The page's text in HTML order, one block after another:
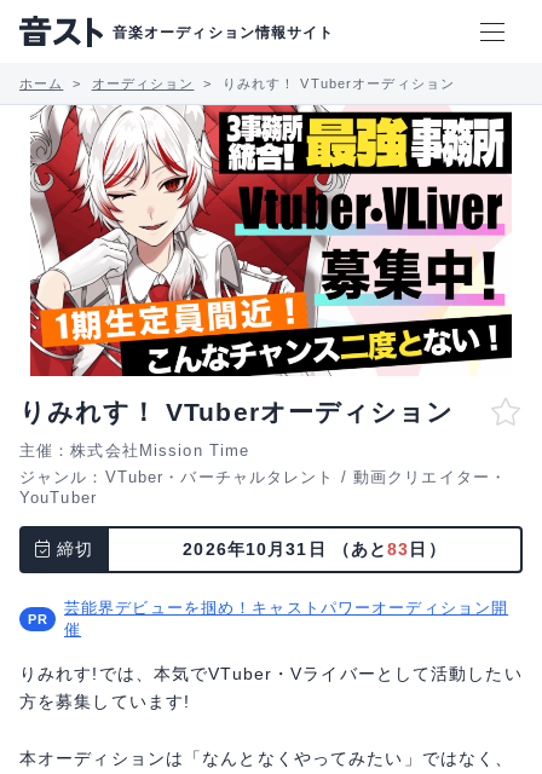
音楽オーディション情報サイト
ホーム オーディション りみれす！ VTuberオーディション
りみれす！ VTuberオーディション
主催：株式会社Mission Time
ジャンル： VTuber・バーチャルタレント / 動画クリエイター・
YouTuber
締切 2026年10月31日 （あと83 日）
芸能界デビューを掴め！キャストパワーオーディション開
催
りみれす!では、本気でVTuber・Vライバーとして活動したい
方を募集しています!
本オーディションは「なんとなくやってみたい」ではなく、